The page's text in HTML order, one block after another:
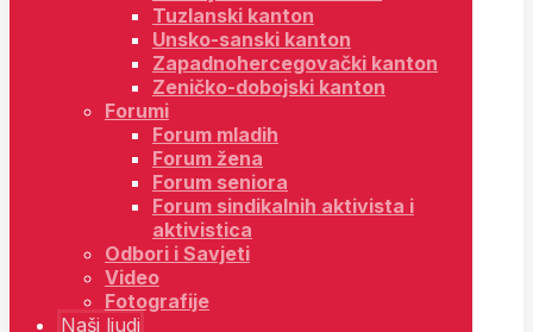
Tuzlanski kanton
Unsko-sanski kanton
Zapadnohercegovački kanton
Zeničko-dobojski kanton
Forumi
Forum mladih
Forum žena
Forum seniora
Forum sindikalnih aktivista i
aktivistica
Odbori i Savjeti
Video
Fotografije
Naši ljudi